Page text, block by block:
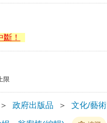
！
限
＞ 政府出版品 ＞ 文化/藝術